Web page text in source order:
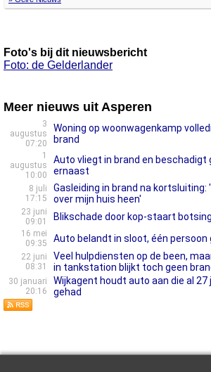
Foto's bij dit nieuwsbericht
Foto: de Gelderlander
Meer nieuws uit Asperen
3
augustus
07:20
Woning op woonwagenkamp
brand
1
augustus
10:00
Auto vliegt in brand en beschadigt
ernaast
8 juli
17:15
Gasleiding in brand na kortsluiting:
over mijn huis heen'
23 juni
09:01
Blikschade door kop-staart botsing
16 mei
09:35
Auto belandt in sloot, één persoon
22 juni
08:31
Veel hulpdiensten op de been,
in tankstation blijkt toch geen
30 januari
20:16
Wijkagent houdt auto aan die al 27
gehad